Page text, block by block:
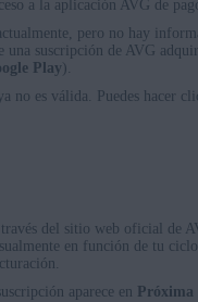
a la aplicación AVG de
pero no hay
una suscripción de AVG
Play ).
no es válida. Puedes hacer
del sitio web oficial de
en función de tu
aparece en
Próxima